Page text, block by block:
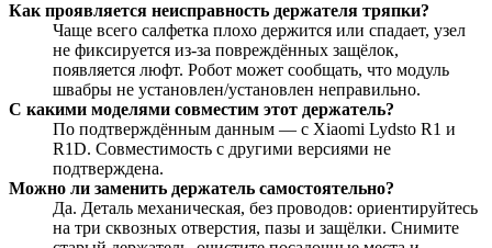
Как проявляется неисправность держателя тряпки?
Чаще всего салфетка плохо держится или спадает, узел
не фиксируется из-за повреждённых защёлок,
появляется люфт. Робот может сообщать, что модуль
швабры не установлен/установлен неправильно.
С какими моделями совместим этот держатель?
По подтверждённым данным — с Xiaomi Lydsto R1 и
R1D. Совместимость с другими версиями не
подтверждена.
Можно ли заменить держатель самостоятельно?
Да. Деталь механическая, без проводов: ориентируйтесь
на три сквозных отверстия, пазы и защёлки. Снимите